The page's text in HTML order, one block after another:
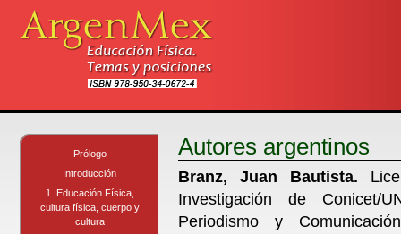
contenido.
Prólogo
Introducción
1. Educación Física,
cultura física, cuerpo y
cultura
Autores argentinos
Branz, Juan Bautista.
Investigación de Conicet/
Periodismo y